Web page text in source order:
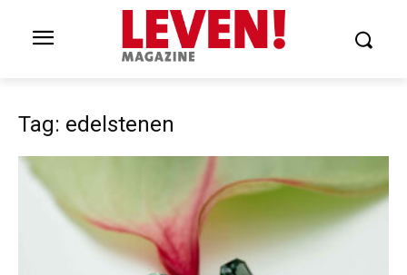
Tag: edelstenen